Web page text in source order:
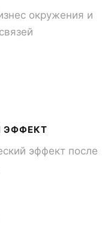
окружения и
ЭФФЕКТ
эффект после